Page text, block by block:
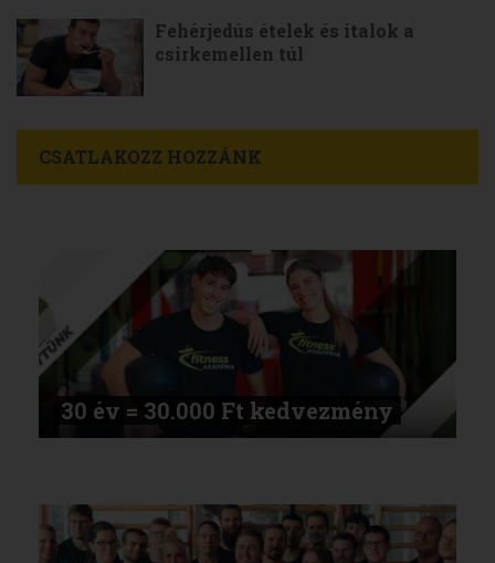
Fehérjedús ételek és italok a
csirkemellen túl
CSATLAKOZZ HOZZÁNK
30 év = 30.000 Ft kedvezmény